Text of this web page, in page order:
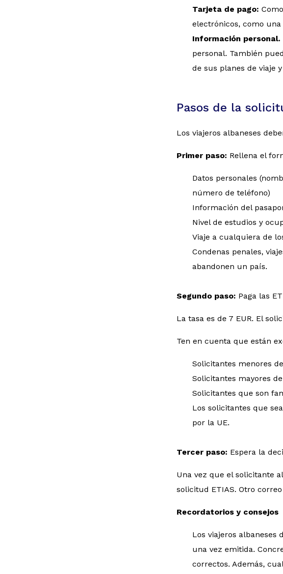
Tarjeta de pago:
electrónicos, como
Información personal.
personal. También
de sus planes de viaje
Pasos de la
Los viajeros albaneses
Primer paso: Rellena el
Datos personales
número de teléfono)
Información del
Nivel de estudios y
Viaje a cualquiera de
Condenas penales,
abandonen un país.
Segundo paso: Paga las
La tasa es de 7 EUR. El
Ten en cuenta que están
Solicitantes menores
Solicitantes mayores
Solicitantes que son
Los solicitantes que
por la UE.
Tercer paso: Espera la
Una vez que el solicitante
solicitud ETIAS. Otro
Recordatorios y consejos
Los viajeros
una vez emitida.
correctos. Además,